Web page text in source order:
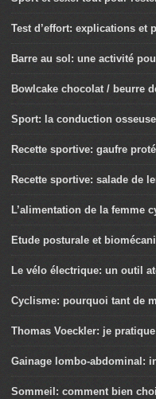
Test d’effort: explications et
Barre au sol: une activité
Bowlcake chocolat / beurre
Sport: la conduction
Recette sportive: gaufre
Recette sportive: salade de
L’alimentation de la femme
Etude posturale et
Le vélo électrique: un outil
Cyclisme: pourquoi tant de
Thomas Voeckler: je
Gainage lombo-abdominal:
Sommeil: comment bien